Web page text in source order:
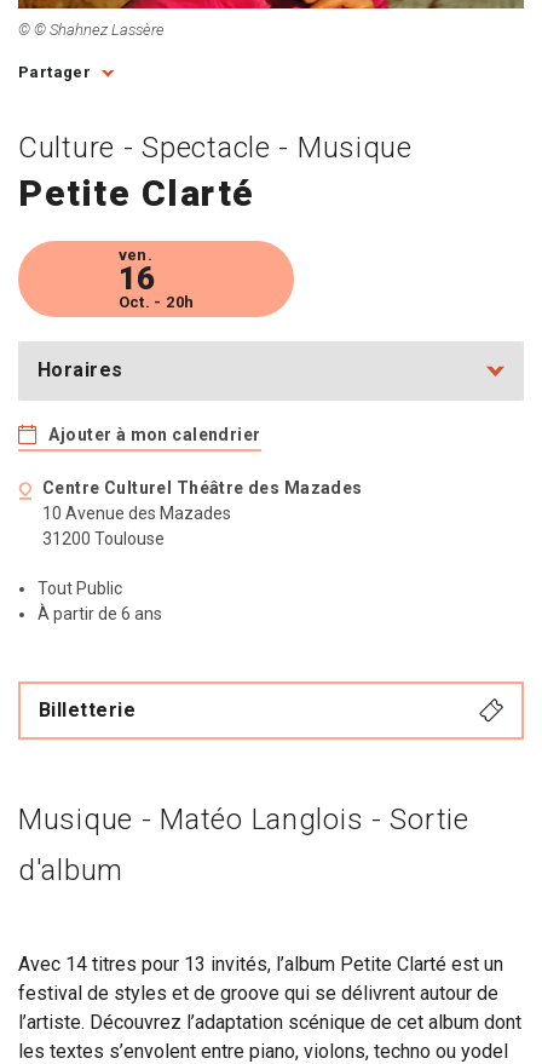
© © Shahnez Lassère
Partager
Petite Clarté
Culture - Spectacle - Musique
ven.
16
Oct. - 20h
Horaires
Ajouter à mon calendrier
Centre Culturel Théâtre des Mazades
10 Avenue des Mazades
31200 Toulouse
Tout Public
À partir de 6 ans
Billetterie
Musique - Matéo Langlois - Sortie
d'album
Avec 14 titres pour 13 invités, l’album Petite Clarté est un
festival de styles et de groove qui se délivrent autour de
l’artiste. Découvrez l’adaptation scénique de cet album dont
les textes s’envolent entre piano, violons, techno ou yodel